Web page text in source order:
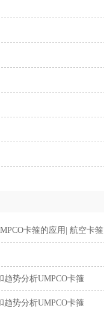
卡箍的应用| 航空卡箍
趋势分析UMPCO卡箍
趋势分析UMPCO卡箍